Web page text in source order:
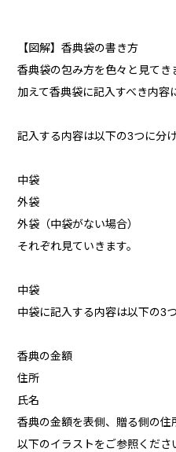
【図解】香典袋の書き方
香典袋の包み方を色々と見てき
加えて香典袋に記入すべき内容
記入する内容は以下の3つに分
中袋
外袋
外袋（中袋がない場合）
それぞれ見ていきます。
中袋
中袋に記入する内容は以下の3つ
香典の金額
住所
氏名
香典の金額を表側、贈る側の住
以下のイラストをご参照くださ